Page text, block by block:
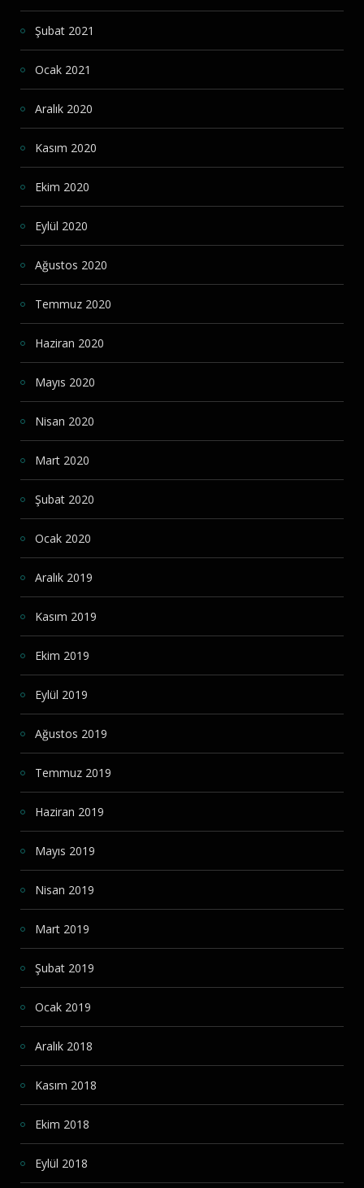
Şubat 2021
Ocak 2021
Aralık 2020
Kasım 2020
Ekim 2020
Eylül 2020
Ağustos 2020
Temmuz 2020
Haziran 2020
Mayıs 2020
Nisan 2020
Mart 2020
Şubat 2020
Ocak 2020
Aralık 2019
Kasım 2019
Ekim 2019
Eylül 2019
Ağustos 2019
Temmuz 2019
Haziran 2019
Mayıs 2019
Nisan 2019
Mart 2019
Şubat 2019
Ocak 2019
Aralık 2018
Kasım 2018
Ekim 2018
Eylül 2018